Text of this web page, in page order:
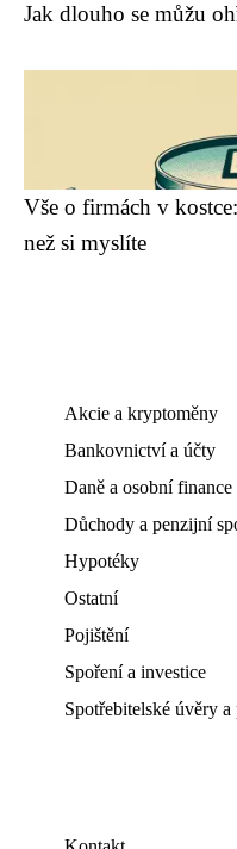
Jak dlouho se můžu
Vše o firmách v
než si myslíte
Akcie a kryptoměny
Bankovnictví a účty
Daně a osobní finance
Důchody a penzijní
Hypotéky
Ostatní
Pojištění
Spoření a investice
Spotřebitelské úvěry